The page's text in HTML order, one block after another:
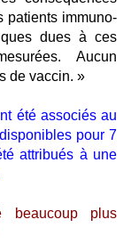
patients immuno-
dues à ces
Aucun
de vaccin. »
été associés au
pour 7
attribués à une
beaucoup plus